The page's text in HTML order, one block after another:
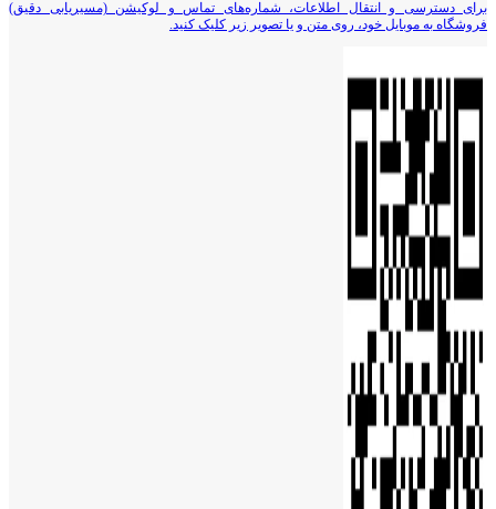
برای دسترسی و انتقال اطلاعات، شماره‌های تماس و لوکیشن (مسیریابی دقیق)
فروشگاه به موبایل خود، روی متن و یا تصویر زیر کلیک کنید.